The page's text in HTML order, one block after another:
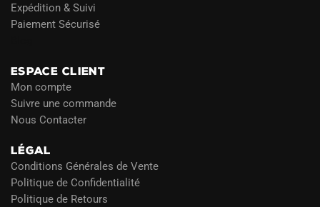
Expédition & Suivi
Paiement Sécurisé
ESPACE CLIENT
Mon compte
Suivre une commande
Nous Contacter
LÉGAL
Conditions Générales de Vente
Politique de Confidentialité
Politique de Retours